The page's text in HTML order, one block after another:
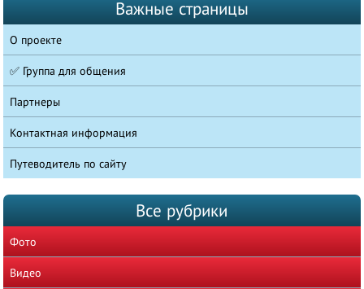
Важные страницы
О проекте
✅ Группа для общения
Партнеры
Контактная информация
Путеводитель по сайту
Все рубрики
Фото
Видео